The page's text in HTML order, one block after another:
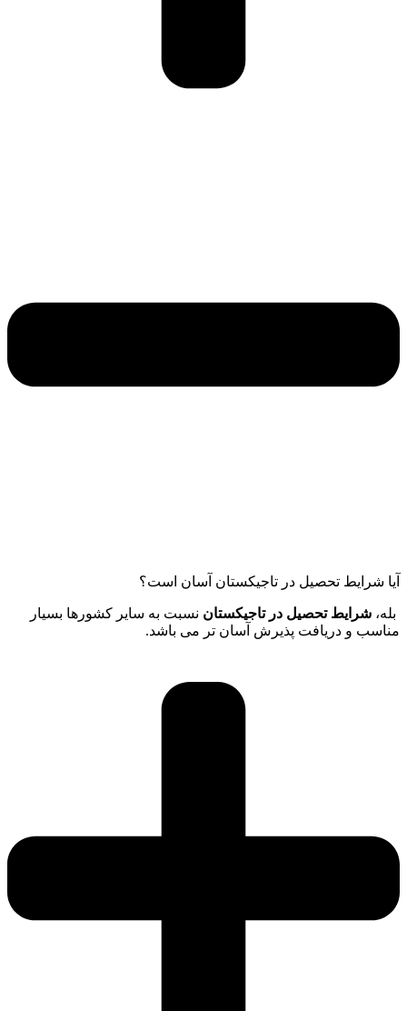
آیا شرایط تحصیل در تاجیکستان آسان است؟
بله، شرایط تحصیل در تاجیکستان نسبت به سایر کشورها بسیار
مناسب و دریافت پذیرش آسان تر می باشد.